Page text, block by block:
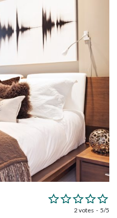
2 votes 5/5